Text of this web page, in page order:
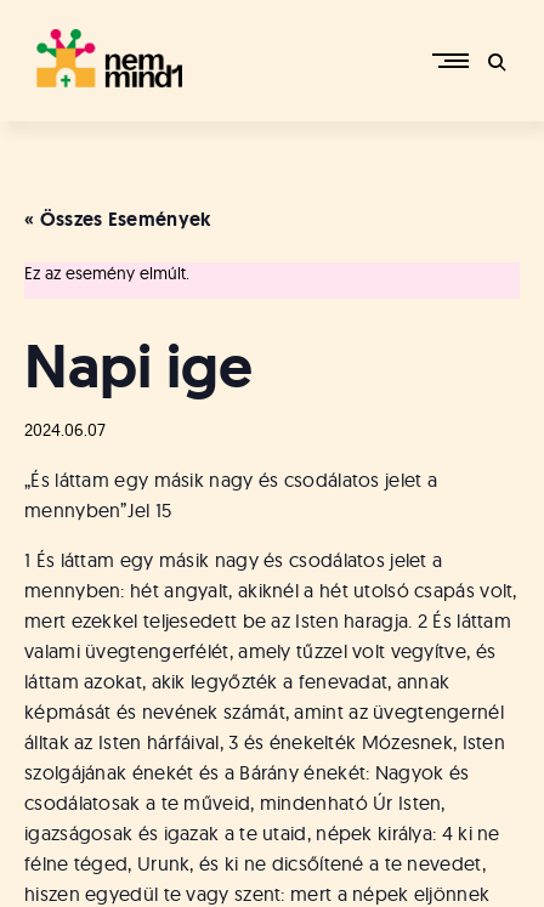
content
p
r
i
R
f
o
r
m
á
t
u
s
o
k
e
-
L
a
p
j
a
« Összes Események
Ez az esemény elmúlt.
Napi ige
2024.06.07
„És láttam egy másik nagy és csodálatos jelet a
mennyben”Jel 15
1 És láttam egy másik nagy és csodálatos jelet a
mennyben: hét angyalt, akiknél a hét utolsó csapás volt,
mert ezekkel teljesedett be az Isten haragja. 2 És láttam
valami üvegtengerfélét, amely tűzzel volt vegyítve, és
láttam azokat, akik legyőzték a fenevadat, annak
képmását és nevének számát, amint az üvegtengernél
álltak az Isten hárfáival, 3 és énekelték Mózesnek, Isten
szolgájának énekét és a Bárány énekét: Nagyok és
csodálatosak a te műveid, mindenható Úr Isten,
igazságosak és igazak a te utaid, népek királya: 4 ki ne
félne téged, Urunk, és ki ne dicsőítené a te nevedet,
hiszen egyedül te vagy szent: mert a népek eljönnek